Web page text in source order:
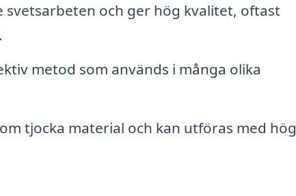
svetsarbeten och ger hög kvalitet, oftast
metod som används i många olika
tjocka material och kan utföras med hög